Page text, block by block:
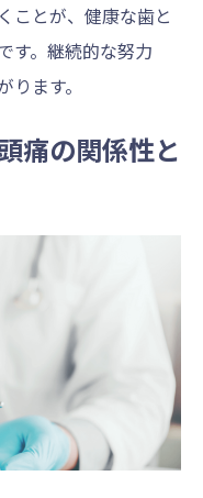
ことが、健康な歯と
す。継続的な努力
ます。
痛の関係性と